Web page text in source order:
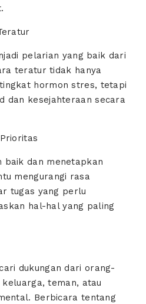
pelarian yang baik dari
teratur tidak hanya
hormon stres, tetapi
dan kesejahteraan secara
baik dan menetapkan
mengurangi rasa
tugas yang perlu
hal-hal yang paling
dukungan dari orang-
teman, atau
Berbicara tentang